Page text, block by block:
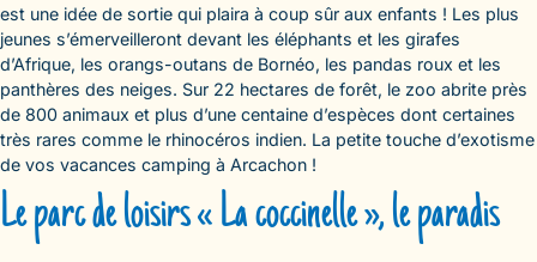
est une idée de sortie qui plaira à coup sûr aux enfants ! Les plus
jeunes s’émerveilleront devant les éléphants et les girafes
d’Afrique, les orangs-outans de Bornéo, les pandas roux et les
panthères des neiges. Sur 22 hectares de forêt, le zoo abrite près
de 800 animaux et plus d’une centaine d’espèces dont certaines
très rares comme le rhinocéros indien. La petite touche d’exotisme
de vos vacances camping à Arcachon !
Le parc de loisirs « La coccinelle », le paradis